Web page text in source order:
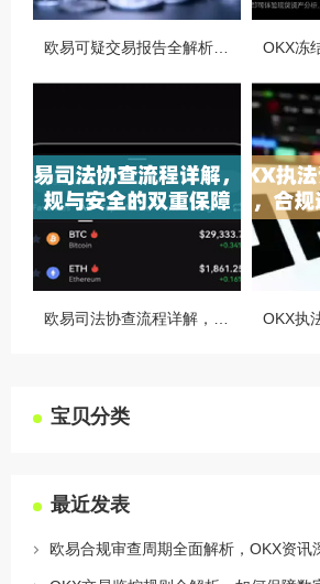
宝贝分类
最近发表
欧易合规审查周期全面解析，OKX资讯